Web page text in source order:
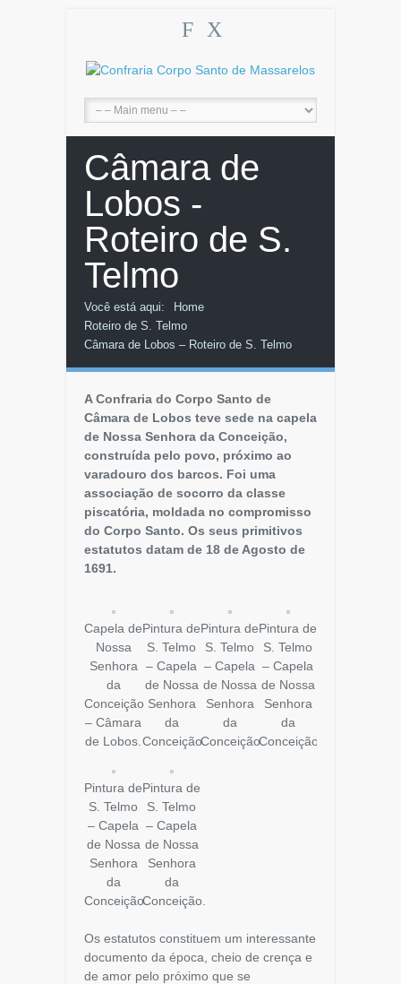
F X
Câmara de
Lobos -
Roteiro de S.
Telmo
Você está aqui:
Home
Roteiro de S. Telmo
Câmara de Lobos – Roteiro de S. Telmo
A Confraria do Corpo Santo de
Câmara de Lobos teve sede na capela
de Nossa Senhora da Conceição,
construída pelo povo, próximo ao
varadouro dos barcos. Foi uma
associação de socorro da classe
piscatória, moldada no compromisso
do Corpo Santo. Os seus primitivos
estatutos datam de 18 de Agosto de
1691.
Capela de
Nossa
Senhora
da
Conceição
– Câmara
de Lobos.
Pintura de
S. Telmo
– Capela
de Nossa
Senhora
da
Conceição.
Pintura de
S. Telmo
– Capela
de Nossa
Senhora
da
Conceição.
Pintura de
S. Telmo
– Capela
de Nossa
Senhora
da
Conceição.
Pintura de
S. Telmo
– Capela
de Nossa
Senhora
da
Conceição.
Pintura de
S. Telmo
– Capela
de Nossa
Senhora
da
Conceição.
Os estatutos constituem um interessante
documento da época, cheio de crença e
de amor pelo próximo que se